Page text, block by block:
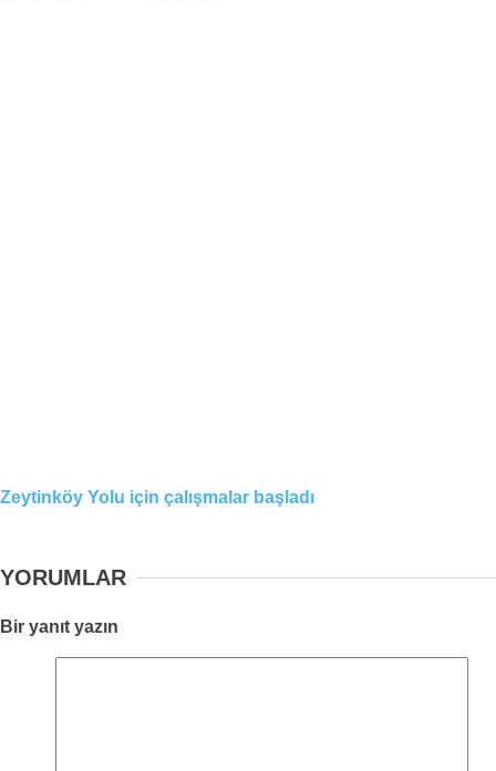
Zeytinköy Yolu için çalışmalar başladı
YORUMLAR
Bir yanıt yazın